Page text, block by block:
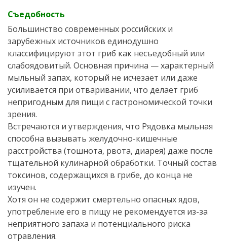
Съедобность
Большинство современных российских и
зарубежных источников единодушно
классифицируют этот гриб как несъедобный или
слабоядовитый. Основная причина — характерный
мыльный запах, который не исчезает или даже
усиливается при отваривании, что делает гриб
непригодным для пищи с гастрономической точки
зрения.
Встречаются и утверждения, что Рядовка мыльная
способна вызывать желудочно-кишечные
расстройства (тошнота, рвота, диарея) даже после
тщательной кулинарной обработки. Точный состав
токсинов, содержащихся в грибе, до конца не
изучен.
Хотя он не содержит смертельно опасных ядов,
употребление его в пищу не рекомендуется из-за
неприятного запаха и потенциального риска
отравления.